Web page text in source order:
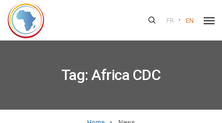
FR • EN
Tag: Africa CDC